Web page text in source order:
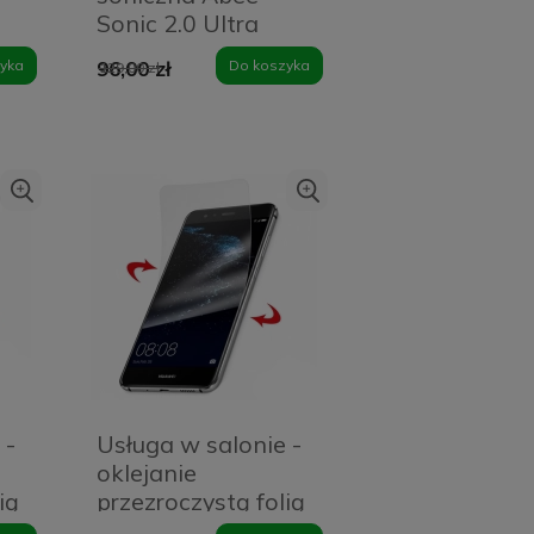
Sonic 2.0 Ultra
96,00 zł
129,00 zł Do koszyka
-
Usługa w salonie -
oklejanie
przezroczystą folią